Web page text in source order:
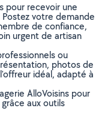
pour recevoir une
votre demande
de confiance,
urgent de artisan
ou
photos de
idéal, adapté à
AlloVoisins pour
aux outils